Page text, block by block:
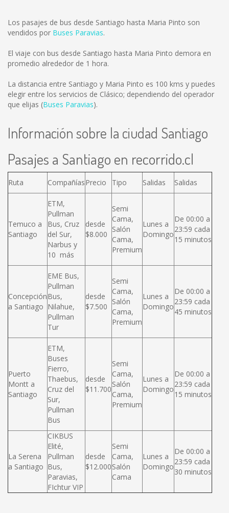
Los pasajes de bus desde Santiago hasta Maria Pinto son
vendidos por Buses Paravias.
El viaje con bus desde Santiago hasta Maria Pinto demora en
promedio alrededor de 1 hora.
La distancia entre Santiago y Maria Pinto es 100 kms y puedes
elegir entre los servicios de Clásico; dependiendo del operador
que elijas (Buses Paravias).
Información sobre la ciudad Santiago
Pasajes a Santiago en recorrido.cl
Ruta CompañíasPrecio Tipo Salidas Salidas
Temuco a
Santiago
ETM,
Pullman
Bus, Cruz
del Sur,
Narbus y
10 más
desde
$8.000
Semi
Cama,
Salón
Cama,
Premium
Lunes a
Domingo
De 00:00 a
23:59 cada
15 minutos
Concepción
a Santiago
EME Bus,
Pullman
Bus,
Nilahue,
Pullman
Tur
desde
$7.500
Semi
Cama,
Salón
Cama,
Premium
Lunes a
Domingo
De 00:00 a
23:59 cada
45 minutos
Puerto
Montt a
Santiago
ETM,
Buses
Fierro,
Thaebus,
Cruz del
Sur,
Pullman
Bus
desde
$11.700
Semi
Cama,
Salón
Cama,
Premium
Lunes a
Domingo
De 00:00 a
23:59 cada
15 minutos
La Serena
a Santiago
CIKBUS
Elité,
Pullman
Bus,
Paravias,
FIchtur VIP
desde
$12.000
Semi
Cama,
Salón
Cama
Lunes a
Domingo
De 00:00 a
23:59 cada
30 minutos